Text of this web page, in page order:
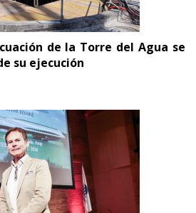
de la Torre del Agua se
su ejecución